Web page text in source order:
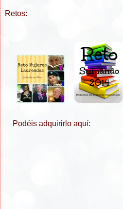
Retos:
Podéis adquirirlo aquí: